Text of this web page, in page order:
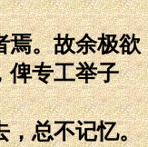
焉。故余极欲
俾专工举子
，总不记忆。